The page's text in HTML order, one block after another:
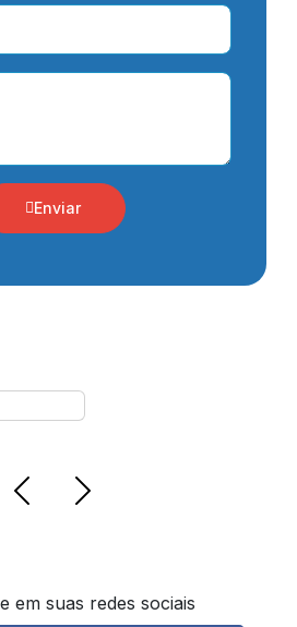
Enviar
UTI